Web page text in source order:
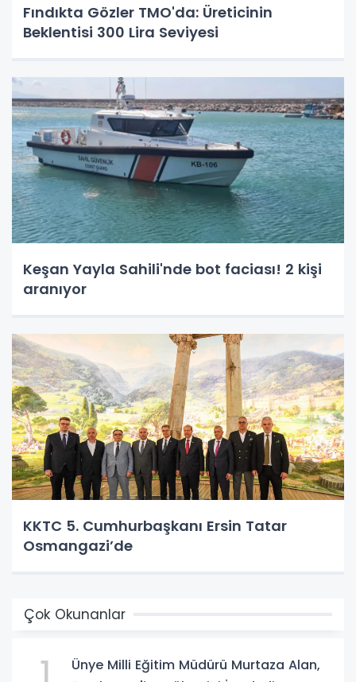
Fındıkta Gözler TMO'da: Üreticinin
Beklentisi 300 Lira Seviyesi
Keşan Yayla Sahili'nde bot faciası! 2 kişi
aranıyor
KKTC 5. Cumhurbaşkanı Ersin Tatar
Osmangazi’de
Çok Okunanlar
Ünye Milli Eğitim Müdürü Murtaza Alan,